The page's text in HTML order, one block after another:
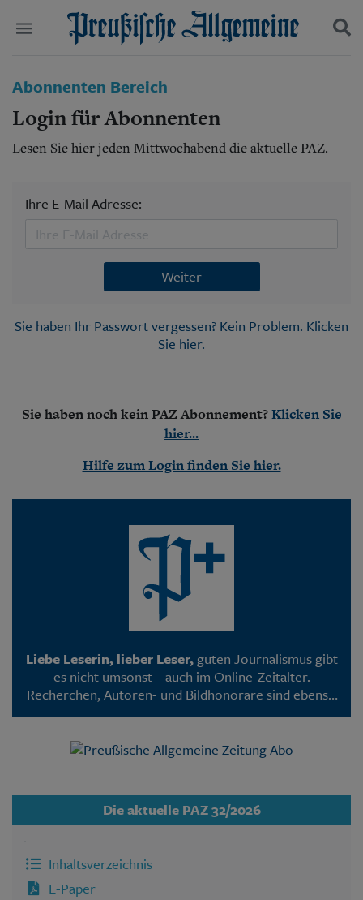
Start
Wer wir sind
Abo Prämien
Archiv
Politik
Wirtschaft
Panorama
Gesellschaft
Berlin-Brandenburg
Schlesien
Danzig und Westpreußen
Impressum
Datenschutz
Suchen und finden
Abonnenten Bereich
Login für Abonnenten
Lesen Sie hier jeden Mittwochabend die aktuelle PAZ.
Ihre E-Mail Adresse:
Weiter
Sie haben Ihr Passwort vergessen? Kein Problem. Klicken
Sie hier.
Sie haben noch kein PAZ Abonnement?Klicken Sie
hier...
Hilfe zum Login finden Sie hier.
Liebe Leserin, lieber Leser,guten Journalismus gibt
es nicht umsonst – auch im Online-Zeitalter.
Recherchen, Autoren- und Bildhonorare sind ebenso
mit Kosten verbunden wie die Programmierung
wie inzwischen bei den meisten Medien – nur noch
Die aktuelle PAZ 32/2026
Inhaltsverzeichnis
E-Paper